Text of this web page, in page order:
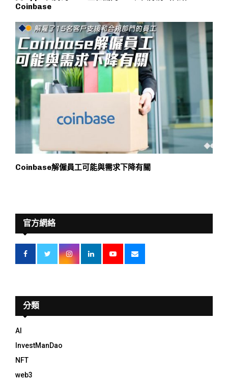
Coinbase
Coinbase解僱員工可能與需求下降有關
官方網絡
分類
AI
InvestManDao
NFT
web3